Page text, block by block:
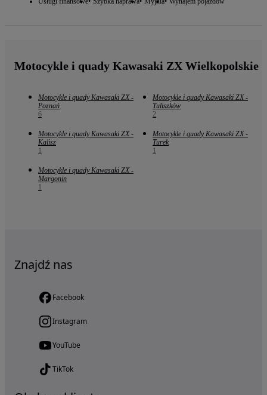
Motocykle i quady Kawasaki ZX Wielkopolskie
Motocykle i quady Kawasaki ZX -
Poznań
6
Motocykle i quady Kawasaki ZX -
Tuliszków
2
Motocykle i quady Kawasaki ZX -
Kalisz
1
Motocykle i quady Kawasaki ZX -
Turek
1
Motocykle i quady Kawasaki ZX -
Margonin
1
Znajdź nas
Facebook
Instagram
YouTube
TikTok